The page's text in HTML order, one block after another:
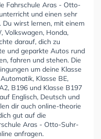
Fahrschule Aras - Otto-
und einen sehr
Du wirst lernen, mit einem
Volkswagen, Honda,
darauf, dich zu
und geparkte Autos rund
fahren und stehen. Die
um deine Klasse
Klasse BE,
B196 und Klasse B197
Englisch, Deutsch und
dir auch online-theorie
gut auf die
Aras - Otto-Suhr-
anfragen.